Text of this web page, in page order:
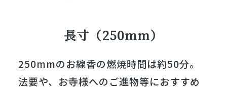
長寸（250mm）
250mmのお線香の燃焼時間は約50分。
法要や、お寺様へのご進物等におすすめ